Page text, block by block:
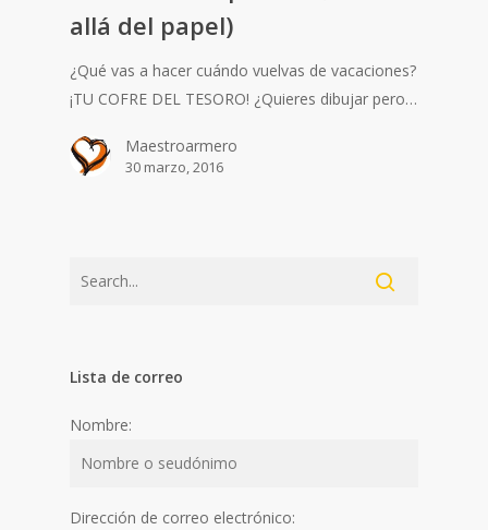
allá del papel)
¿Qué vas a hacer cuándo vuelvas de vacaciones?
¡TU COFRE DEL TESORO! ¿Quieres dibujar pero…
Maestroarmero
30 marzo, 2016
Lista de correo
Nombre:
Dirección de correo electrónico: